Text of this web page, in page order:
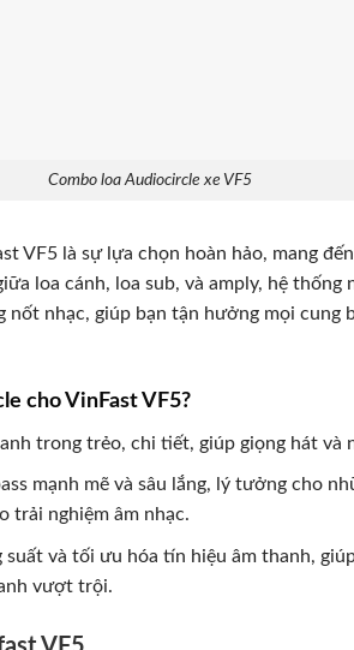
Combo loa Audiocircle xe VF5
VF5 là sự lựa chọn hoàn hảo, mang
loa cánh, loa sub, và amply, hệ thống
nốt nhạc, giúp bạn tận hưởng mọi cung
cho VinFast VF5?
trong trẻo, chi tiết, giúp giọng hát và
mạnh mẽ và sâu lắng, lý tưởng cho
trải nghiệm âm nhạc.
và tối ưu hóa tín hiệu âm thanh,
vượt trội.